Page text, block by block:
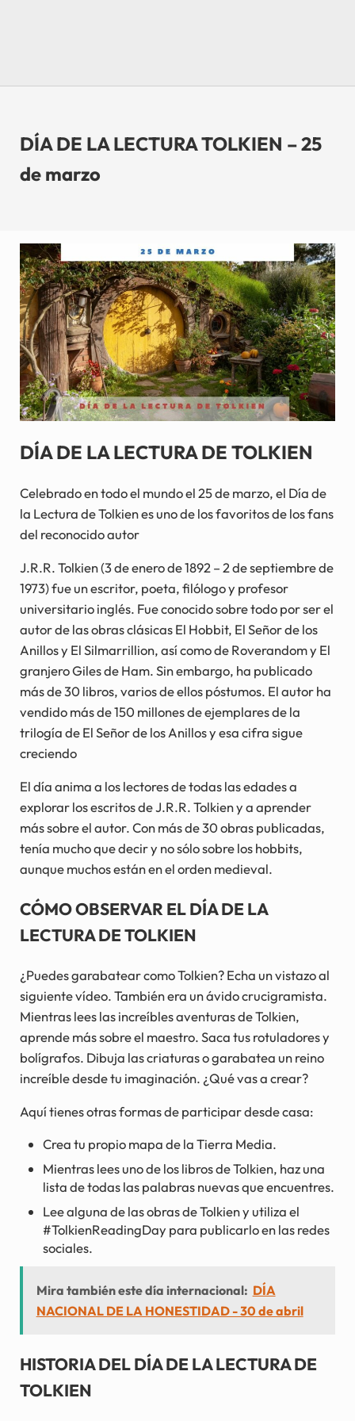
DÍA DE LA LECTURA TOLKIEN – 25
de marzo
DÍA DE LA LECTURA DE TOLKIEN
Celebrado en todo el mundo el 25 de marzo, el Día de
la Lectura de Tolkien es uno de los favoritos de los fans
del reconocido autor
J.R.R. Tolkien (3 de enero de 1892 – 2 de septiembre de
1973) fue un escritor, poeta, filólogo y profesor
universitario inglés. Fue conocido sobre todo por ser el
autor de las obras clásicas El Hobbit, El Señor de los
Anillos y El Silmarrillion, así como de Roverandom y El
granjero Giles de Ham. Sin embargo, ha publicado
más de 30 libros, varios de ellos póstumos. El autor ha
vendido más de 150 millones de ejemplares de la
trilogía de El Señor de los Anillos y esa cifra sigue
creciendo
El día anima a los lectores de todas las edades a
explorar los escritos de J.R.R. Tolkien y a aprender
más sobre el autor. Con más de 30 obras publicadas,
tenía mucho que decir y no sólo sobre los hobbits,
aunque muchos están en el orden medieval.
CÓMO OBSERVAR EL DÍA DE LA
LECTURA DE TOLKIEN
¿Puedes garabatear como Tolkien? Echa un vistazo al
siguiente vídeo. También era un ávido crucigramista.
Mientras lees las increíbles aventuras de Tolkien,
aprende más sobre el maestro. Saca tus rotuladores y
bolígrafos. Dibuja las criaturas o garabatea un reino
increíble desde tu imaginación. ¿Qué vas a crear?
Aquí tienes otras formas de participar desde casa:
Crea tu propio mapa de la Tierra Media.
Mientras lees uno de los libros de Tolkien, haz una
lista de todas las palabras nuevas que encuentres.
Lee alguna de las obras de Tolkien y utiliza el
#TolkienReadingDay para publicarlo en las redes
sociales.
Mira también este día internacional: DÍA
NACIONAL DE LA HONESTIDAD - 30 de abril
HISTORIA DEL DÍA DE LA LECTURA DE
TOLKIEN